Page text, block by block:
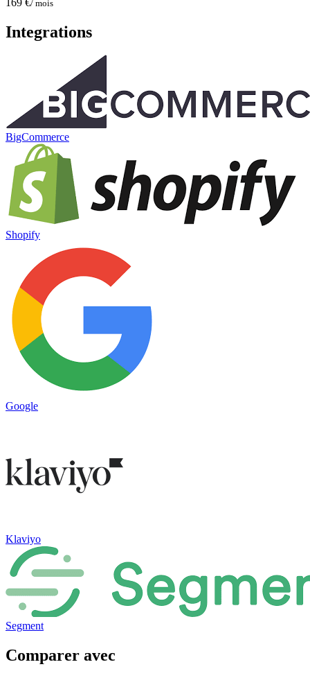
/ mois
Integrations
BigCommerce
Shopify
Google
Klaviyo
Segment
Comparer avec